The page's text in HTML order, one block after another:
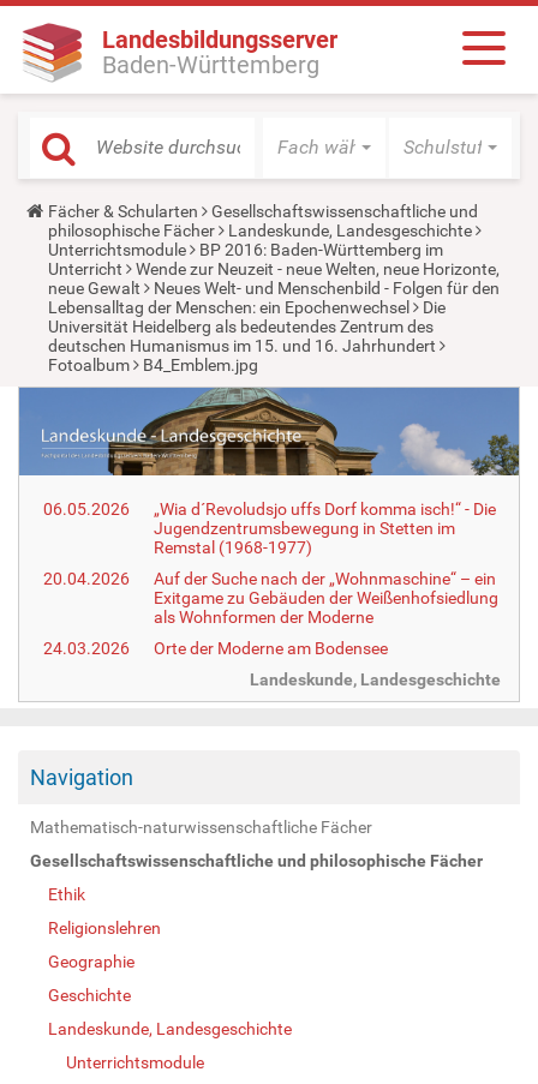
Landesbildungsserver
Baden-Württemberg
Fach wählen Schulstufe
Y
o
u
a
r
e
h
e
r
e
Fächer & Schularten
Gesellschaftswissenschaftliche und
philosophische Fächer
Landeskunde, Landesgeschichte
Unterrichtsmodule
BP 2016: Baden-Württemberg im
Unterricht
Wende zur Neuzeit - neue Welten, neue Horizonte,
neue Gewalt
Neues Welt- und Menschenbild - Folgen für den
Lebensalltag der Menschen: ein Epochenwechsel
Die
Universität Heidelberg als bedeutendes Zentrum des
deutschen Humanismus im 15. und 16. Jahrhundert
Fotoalbum
B4_Emblem.jpg
06.05.2026
„Wia d´Revoludsjo uffs Dorf komma isch!“ - Die
Jugendzentrumsbewegung in Stetten im
Remstal (1968-1977)
20.04.2026
Auf der Suche nach der „Wohnmaschine“ – ein
Exitgame zu Gebäuden der Weißenhofsiedlung
als Wohnformen der Moderne
24.03.2026
Orte der Moderne am Bodensee
Landeskunde, Landesgeschichte
Navigation
Mathematisch-naturwissenschaftliche Fächer
Gesellschaftswissenschaftliche und philosophische Fächer
Ethik
Religionslehren
Geographie
Geschichte
Landeskunde, Landesgeschichte
Unterrichtsmodule